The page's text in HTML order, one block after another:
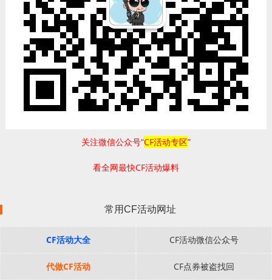
关注微信公众号“CF活动专区”
看全网最快CF活动爆料
常用CF活动网址
CF活动大全 CF活动微信公众号
代做CF活动 CF点券被盗找回